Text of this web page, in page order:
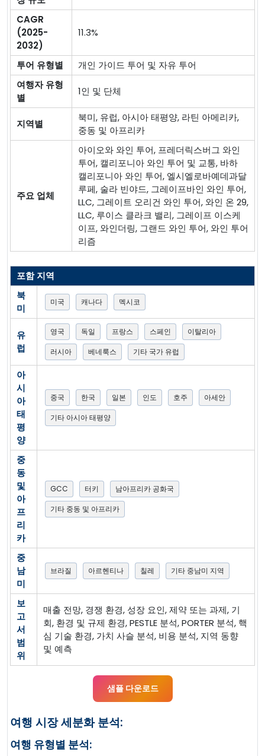
CAGR
(2025-
2032)
11.3%
투어 유형별
개인 가이드 투어 및 자유 투어
여행자 유형
별
1인 및 단체
지역별
북미, 유럽, 아시아 태평양, 라틴 아메리카,
중동 및 아프리카
주요 업체
아이오와 와인 투어, 프레더릭스버그 와인
투어, 캘리포니아 와인 투어 및 교통, 바하
캘리포니아 와인 투어, 엘시엘로바예데과달
루페, 술라 빈야드, 그레이프바인 와인 투어,
LLC, 그레이트 오리건 와인 투어, 와인 온 29,
LLC, 루이스 클라크 밸리, 그레이프 이스케
이프, 와인더링, 그랜드 와인 투어, 와인 투어
리즘
포함 지역
북
미
미국 캐나다 멕시코
유
럽
영국 독일 프랑스 스페인
이탈리아
러시아
베네룩스 기타 국가 유럽
아
시
아
태
평
양
중국 한국 일본 인도 호주
아세안
기타 아시아 태평양
중
동
및
아
프
리
카
GCC 터키
남아프리카 공화국
기타 중동 및 아프리카
중
남
미
브라질 아르헨티나 칠레 기타 중남미 지역
보
고
서
범
위
매출 전망, 경쟁 환경, 성장 요인, 제약 또는 과제, 기
회, 환경 및 규제 환경, PESTLE 분석, PORTER 분석, 핵
심 기술 환경, 가치 사슬 분석, 비용 분석, 지역 동향
및 예측
샘플 다운로드
여행 시장 세분화 분석:
여행 유형별 분석: